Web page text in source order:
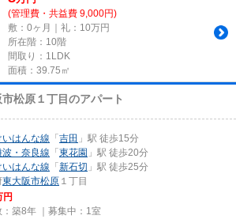
(管理費・共益費 9,000円)
敷：0ヶ月｜礼：10万円
所在階：10階
間取り：1LDK
面積：39.75㎡
松原１丁目のアパート
はんな線 「吉田 」駅 徒歩15分
・奈良線 「東花園 」駅 徒歩20分
はんな線 「新石切 」駅 徒歩25分
東大阪市松原 １丁目
円
築8年 ｜募集中： 1室